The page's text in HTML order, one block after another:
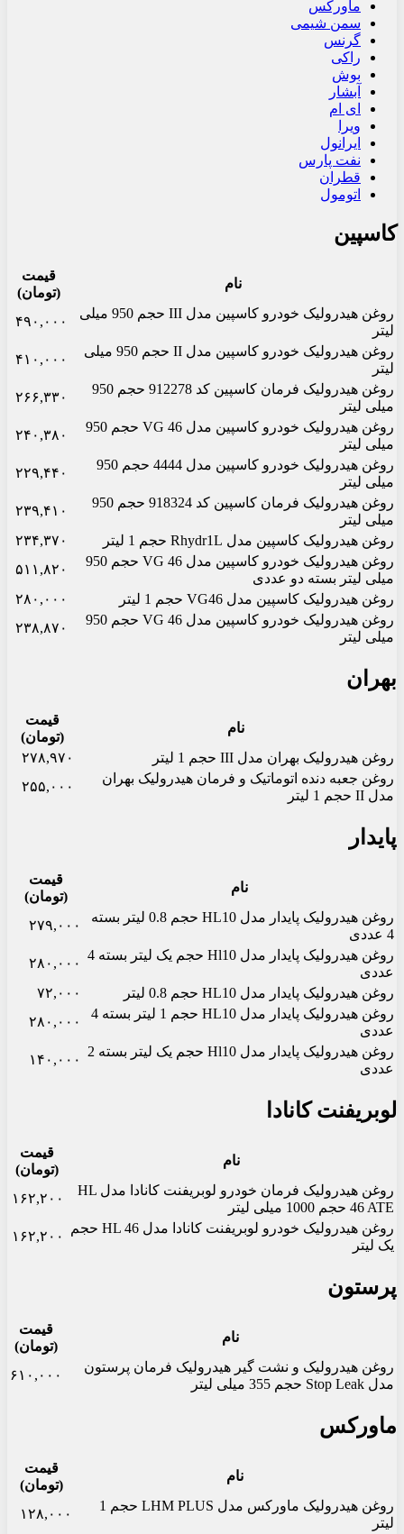
ماورکس
سمن شیمی
گرنس
راکی
بوش
آبشار
ای ام
ویرا
ایرانول
نفت پارس
قطران
اتومول
کاسپین
نام
قیمت
(تومان)
روغن هیدرولیک خودرو کاسپین مدل III حجم 950 میلی
لیتر
۴۹۰,۰۰۰
روغن هیدرولیک خودرو کاسپین مدل II حجم 950 میلی
لیتر
۴۱۰,۰۰۰
روغن هیدرولیک فرمان کاسپین کد 912278 حجم 950
میلی لیتر
۲۶۶,۳۳۰
روغن هیدرولیک خودرو کاسپین مدل VG 46 حجم 950
میلی لیتر
۲۴۰,۳۸۰
روغن هیدرولیک خودرو کاسپین مدل 4444 حجم 950
میلی لیتر
۲۲۹,۴۴۰
روغن هیدرولیک فرمان کاسپین کد 918324 حجم 950
میلی لیتر
۲۳۹,۴۱۰
روغن هیدرولیک کاسپین مدل Rhydr1L حجم 1 لیتر
۲۳۴,۳۷۰
روغن هیدرولیک خودرو کاسپین مدل VG 46 حجم 950
میلی لیتر بسته دو عددی
۵۱۱,۸۲۰
روغن هیدرولیک کاسپین مدل VG46 حجم 1 لیتر
۲۸۰,۰۰۰
روغن هیدرولیک خودرو کاسپین مدل VG 46 حجم 950
میلی لیتر
۲۳۸,۸۷۰
بهران
نام
قیمت
(تومان)
روغن هیدرولیک بهران مدل III حجم 1 لیتر
۲۷۸,۹۷۰
روغن جعبه دنده اتوماتیک و فرمان هیدرولیک بهران
مدل II حجم 1 لیتر
۲۵۵,۰۰۰
پایدار
نام
قیمت
(تومان)
روغن هیدرولیک پایدار مدل HL10 حجم 0.8 لیتر بسته
4 عددی
۲۷۹,۰۰۰
روغن هیدرولیک پایدار مدل Hl10 حجم یک لیتر بسته 4
عددی
۲۸۰,۰۰۰
روغن هیدرولیک پایدار مدل HL10 حجم 0.8 لیتر
۷۲,۰۰۰
روغن هیدرولیک پایدار مدل HL10 حجم 1 لیتر بسته 4
عددی
۲۸۰,۰۰۰
روغن هیدرولیک پایدار مدل Hl10 حجم یک لیتر بسته 2
عددی
۱۴۰,۰۰۰
لوبریفنت کانادا
نام
قیمت
(تومان)
روغن هیدرولیک فرمان خودرو لوبریفنت کانادا مدل HL
46 ATE حجم 1000 میلی لیتر
۱۶۲,۲۰۰
روغن هیدرولیک خودرو لوبریفنت کانادا مدل HL 46 حجم
یک لیتر
۱۶۲,۲۰۰
پرستون
نام
قیمت
(تومان)
روغن هیدرولیک و نشت گیر هیدرولیک فرمان پرستون
مدل Stop Leak حجم 355 میلی لیتر
۶۱۰,۰۰۰
ماورکس
نام
قیمت
(تومان)
روغن هیدرولیک ماورکس مدل LHM PLUS حجم 1
لیتر
۱۲۸,۰۰۰